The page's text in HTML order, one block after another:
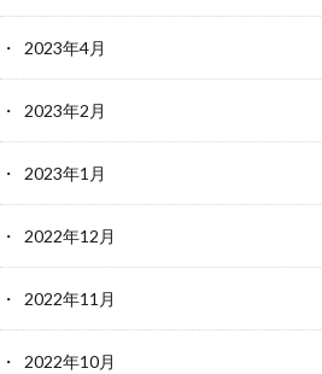
2023年4月
2023年2月
2023年1月
2022年12月
2022年11月
2022年10月